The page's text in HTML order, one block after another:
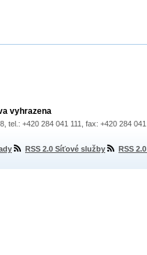
vyhrazena
tel.: +420 284 041 111, fax: +420 284
RSS 2.0 Síťové služby RSS